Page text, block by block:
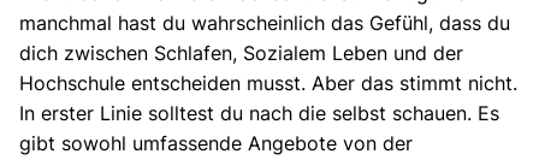
manchmal hast du wahrscheinlich das Gefühl, dass du
dich zwischen Schlafen, Sozialem Leben und der
Hochschule entscheiden musst. Aber das stimmt nicht.
In erster Linie solltest du nach die selbst schauen. Es
gibt sowohl umfassende Angebote von der